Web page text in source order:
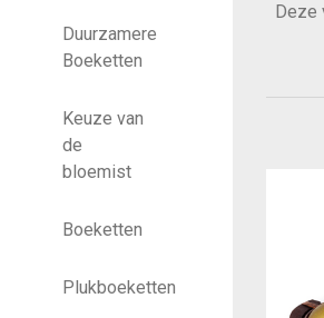
Duurzamere
Boeketten
Keuze van
de
bloemist
Boeketten
Plukboeketten
Deze